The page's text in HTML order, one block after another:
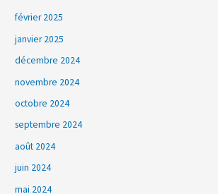
février 2025
janvier 2025
décembre 2024
novembre 2024
octobre 2024
septembre 2024
août 2024
juin 2024
mai 2024